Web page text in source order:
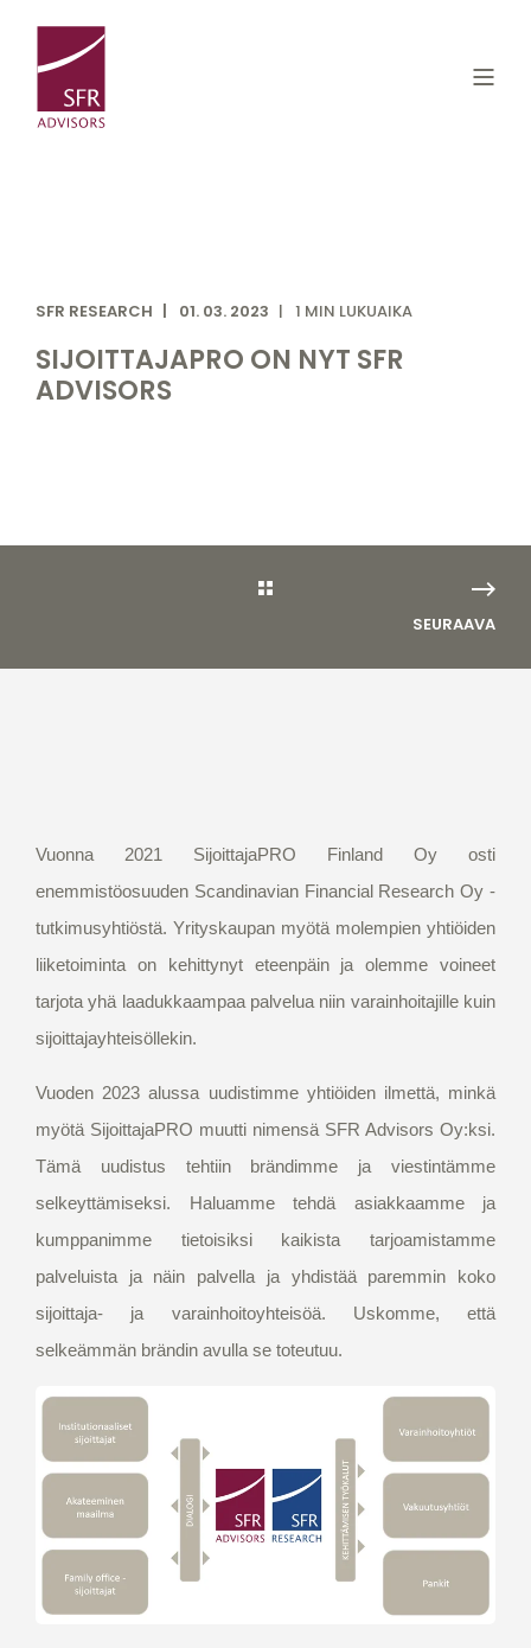
SFR RESEARCH 01. 03. 2023 1 MIN LUKUAIKA
SIJOITTAJAPRO ON NYT SFR
ADVISORS
SEURAAVA
Vuonna 2021 SijoittajaPRO Finland Oy osti
enemmistöosuuden Scandinavian Financial Research Oy -
tutkimusyhtiöstä. Yrityskaupan myötä molempien yhtiöiden
liiketoiminta on kehittynyt eteenpäin ja olemme voineet
tarjota yhä laadukkaampaa palvelua niin varainhoitajille kuin
sijoittajayhteisöllekin.
Vuoden 2023 alussa uudistimme yhtiöiden ilmettä, minkä
myötä SijoittajaPRO muutti nimensä SFR Advisors Oy:ksi.
Tämä uudistus tehtiin brändimme ja viestintämme
selkeyttämiseksi. Haluamme tehdä asiakkaamme ja
kumppanimme tietoisiksi kaikista tarjoamistamme
palveluista ja näin palvella ja yhdistää paremmin koko
sijoittaja- ja varainhoitoyhteisöä. Uskomme, että
selkeämmän brändin avulla se toteutuu.